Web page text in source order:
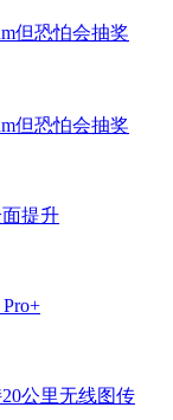
但恐怕会抽奖
但恐怕会抽奖
面提升
公里无线图传